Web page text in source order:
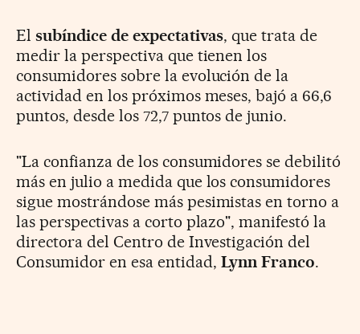
El subíndice de expectativas, que trata de
medir la perspectiva que tienen los
consumidores sobre la evolución de la
actividad en los próximos meses, bajó a 66,6
puntos, desde los 72,7 puntos de junio.
"La confianza de los consumidores se debilitó
más en julio a medida que los consumidores
sigue mostrándose más pesimistas en torno a
las perspectivas a corto plazo", manifestó la
directora del Centro de Investigación del
Consumidor en esa entidad, Lynn Franco.